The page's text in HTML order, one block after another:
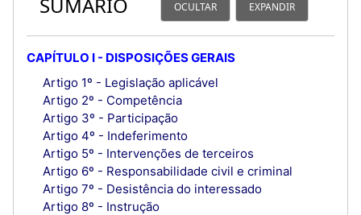
OCULTAR EXPANDIR
CAPÍTULO I - DISPOSIÇÕES GERAIS
Artigo 1º - Legislação aplicável
Artigo 2º - Competência
Artigo 3º - Participação
Artigo 4º - Indeferimento
Artigo 5º - Intervenções de terceiros
Artigo 6º - Responsabilidade civil e criminal
Artigo 7º - Desistência do interessado
Artigo 8º - Instrução